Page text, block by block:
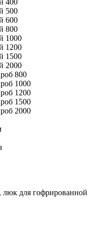
500
600
800
1000
1200
1500
2000
800
1000
1200
1500
2000
люк для гофрированной